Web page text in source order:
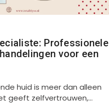
Professionele
voor een
huid is meer dan alleen
geeft zelfvertrouwen,…